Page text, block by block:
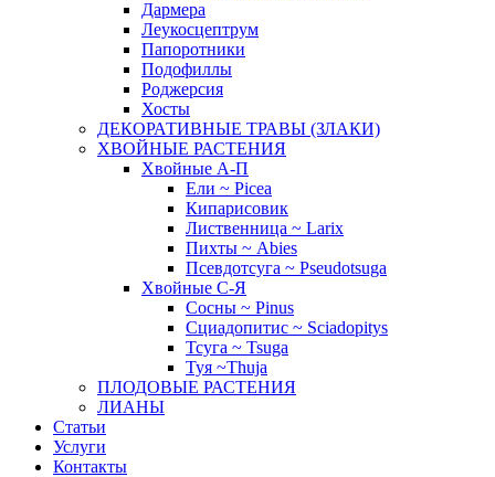
Дармера
Леукосцептрум
Папоротники
Подофиллы
Роджерсия
Хосты
ДЕКОРАТИВНЫЕ ТРАВЫ (ЗЛАКИ)
ХВОЙНЫЕ РАСТЕНИЯ
Хвойные А-П
Ели ~ Picea
Кипарисовик
Лиственница ~ Larix
Пихты ~ Abies
Псевдотсуга ~ Pseudotsuga
Хвойные С-Я
Сосны ~ Pinus
Сциадопитис ~ Sciadopitys
Тсуга ~ Tsuga
Туя ~Thuja
ПЛОДОВЫЕ РАСТЕНИЯ
ЛИАНЫ
Статьи
Услуги
Контакты